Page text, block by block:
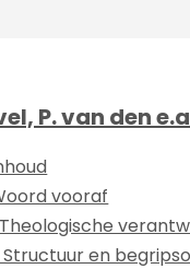
P. van den
vooraf
Theologische
Structuur en